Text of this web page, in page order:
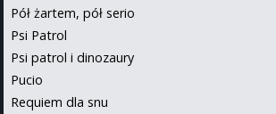
Pół żartem, pół serio
Psi Patrol
Psi patrol i dinozaury
Pucio
Requiem dla snu